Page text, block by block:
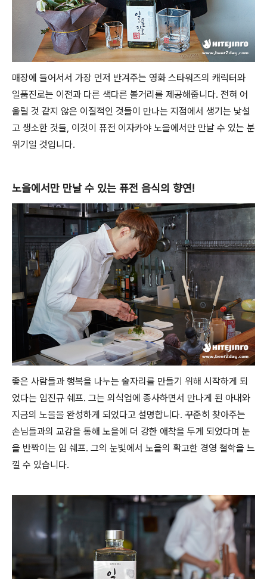
매장에 들어서서 가장 먼저 반겨주는 영화 스타워즈의 캐릭터와
일품진로는 이전과 다른 색다른 볼거리를 제공해줍니다. 전혀 어
울릴 것 같지 않은 이질적인 것들이 만나는 지점에서 생기는 낯설
고 생소한 것들, 이것이 퓨전 이자카야 노을에서만 만날 수 있는 분
위기일 것입니다.
노을에서만 만날 수 있는 퓨전 음식의 향연!
좋은 사람들과 행복을 나누는 술자리를 만들기 위해 시작하게 되
었다는 임진규 쉐프. 그는 외식업에 종사하면서 만나게 된 아내와
지금의 노을을 완성하게 되었다고 설명합니다. 꾸준히 찾아주는
손님들과의 교감을 통해 노을에 더 강한 애착을 두게 되었다며 눈
을 반짝이는 임 쉐프. 그의 눈빛에서 노을의 확고한 경영 철학을 느
낄 수 있습니다.